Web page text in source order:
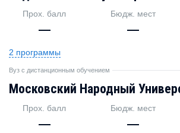
Прох. балл
—
Бюдж. мест
—
2 программы
Вуз с дистанционным обучением
Московский Народный
Прох. балл
—
Бюдж. мест
—